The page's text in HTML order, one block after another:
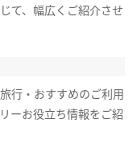
て、幅広くご紹介させ
行・おすすめのご利用
ーお役立ち情報をご紹